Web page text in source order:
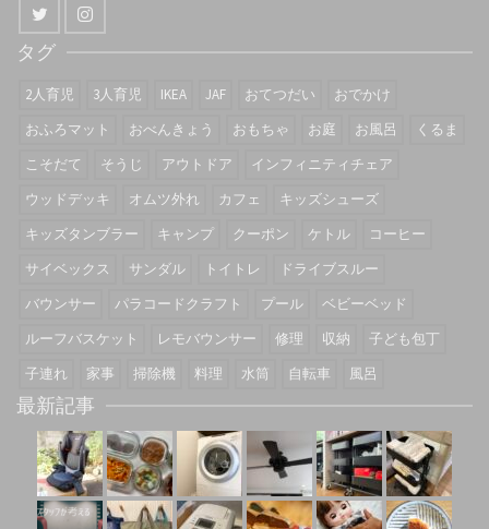
タグ
2人育児 3人育児 IKEA JAF おてつだい
おでかけ
おふろマット
おべんきょう おもちゃ お庭 お風呂
くるま
こそだて
そうじ アウトドア
インフィニティチェア
ウッドデッキ
オムツ外れ カフェ
キッズシューズ
キッズタンブラー
キャンプ クーポン ケトル
コーヒー
サイベックス
サンダル トイトレ
ドライブスルー
バウンサー
パラコードクラフト プール
ベビーベッド
ルーフバスケット
レモバウンサー 修理 収納
子ども包丁
子連れ
家事 掃除機 料理 水筒 自転車 風呂
最新記事